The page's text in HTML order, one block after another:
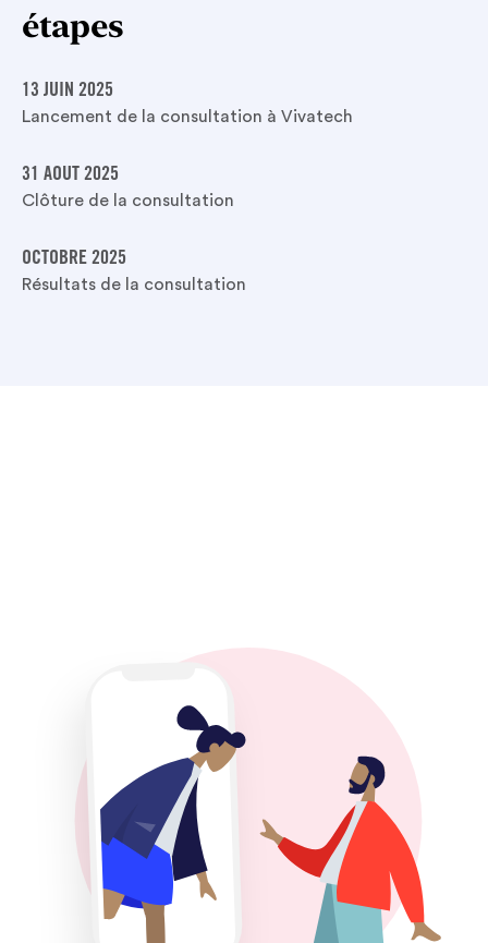
étapes
13 JUIN 2025
Lancement de la consultation à Vivatech
31 AOUT 2025
Clôture de la consultation
OCTOBRE 2025
Résultats de la consultation